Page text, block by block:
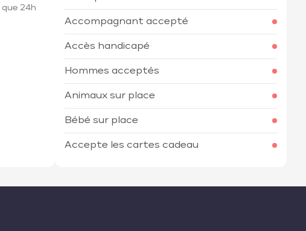
24h
Accompagnant accepté
Accès handicapé
Hommes acceptés
Animaux sur place
Bébé sur place
Accepte les cartes cadeau